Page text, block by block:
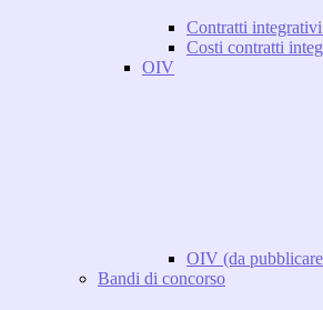
Contratti integrativi
Costi contratti
OIV
OIV (da
Bandi di concorso